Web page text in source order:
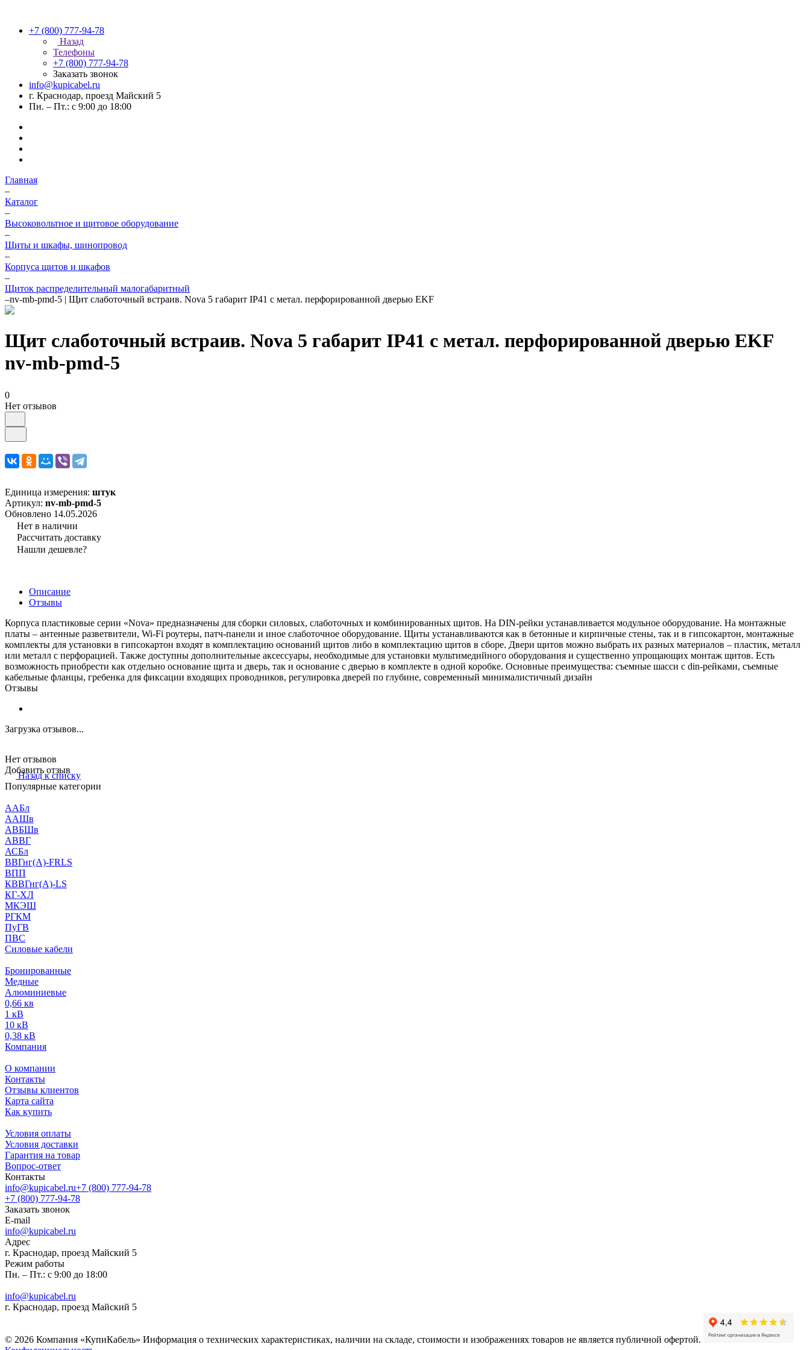
+7 (800) 777-94-78
Назад
Телефоны
+7 (800) 777-94-78
Заказать звонок
info@kupicabel.ru
г. Краснодар, проезд Майский 5
Пн. – Пт.: с 9:00 до 18:00
Главная
–
Каталог
–
Высоковольтное и щитовое оборудование
–
Щиты и шкафы, шинопровод
–
Корпуса щитов и шкафов
–
Щиток распределительный малогабаритный
–nv-mb-pmd-5 | Щит слаботочный встраив. Nova 5 габарит IP41 с метал. перфорированной дверью EKF
Щит слаботочный встраив. Nova 5 габарит IP41 с метал. перфорированной дверью EKF
nv-mb-pmd-5
0
Нет отзывов
Единица измерения: штук
Артикул: nv-mb-pmd-5
Обновлено 14.05.2026
Нет в наличии
Рассчитать доставку
Нашли дешевле?
Описание
Отзывы
Корпуса пластиковые серии «Nova» предназначены для сборки силовых, слаботочных и комбинированных щитов. На DIN-рейки устанавливается модульное оборудование. На монтажные
платы – антенные разветвители, Wi-Fi роутеры, патч-панели и иное слаботочное оборудование. Щиты устанавливаются как в бетонные и кирпичные стены, так и в гипсокартон, монтажные
комплекты для установки в гипсокартон входят в комплектацию оснований щитов либо в комплектацию щитов в сборе. Двери щитов можно выбрать их разных материалов – пластик, металл
или металл с перфорацией. Также доступны дополнительные аксессуары, необходимые для установки мультимедийного оборудования и существенно упрощающих монтаж щитов. Есть
возможность приобрести как отдельно основание щита и дверь, так и основание с дверью в комплекте в одной коробке. Основные преимущества: съемные шасси с din-рейками, съемные
кабельные фланцы, гребенка для фиксации входящих проводников, регулировка дверей по глубине, современный минималистичный дизайн
Отзывы
Загрузка отзывов...
Нет отзывов
Добавить отзыв
Назад к списку
Популярные категории
ААБл
ААШв
АВБШв
АВВГ
АСБл
ВВГнг(А)-FRLS
ВПП
КВВГнг(А)-LS
КГ-ХЛ
МКЭШ
РГКМ
ПуГВ
ПВС
Силовые кабели
Бронированные
Медные
Алюминиевые
0,66 кв
1 кВ
10 кВ
0,38 кВ
Компания
О компании
Контакты
Отзывы клиентов
Карта сайта
Как купить
Условия оплаты
Условия доставки
Гарантия на товар
Вопрос-ответ
Контакты
info@kupicabel.ru+7 (800) 777-94-78
+7 (800) 777-94-78
Заказать звонок
E-mail
info@kupicabel.ru
Адрес
г. Краснодар, проезд Майский 5
Режим работы
Пн. – Пт.: с 9:00 до 18:00
info@kupicabel.ru
г. Краснодар, проезд Майский 5
© 2026 Компания «КупиКабель» Информация о технических характеристиках, наличии на складе, стоимости и изображениях товаров не является публичной офертой.